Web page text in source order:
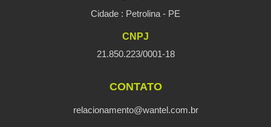
Cidade : Petrolina - PE
CNPJ
21.850.223/0001-18
CONTATO
relacionamento@wantel.com.br